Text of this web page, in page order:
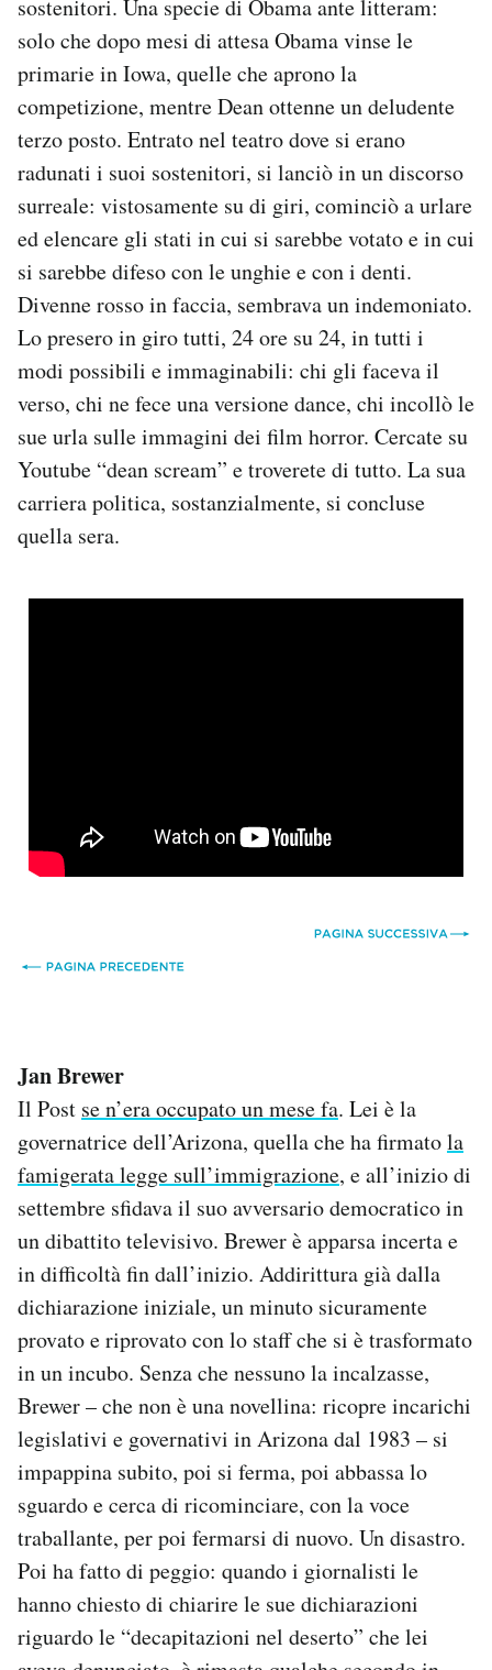
sostenitori. Una specie di Obama ante litteram:
solo che dopo mesi di attesa Obama vinse le
primarie in Iowa, quelle che aprono la
competizione, mentre Dean ottenne un deludente
terzo posto. Entrato nel teatro dove si erano
radunati i suoi sostenitori, si lanciò in un discorso
surreale: vistosamente su di giri, cominciò a urlare
ed elencare gli stati in cui si sarebbe votato e in cui
si sarebbe difeso con le unghie e con i denti.
Divenne rosso in faccia, sembrava un indemoniato.
Lo presero in giro tutti, 24 ore su 24, in tutti i
modi possibili e immaginabili: chi gli faceva il
verso, chi ne fece una versione dance, chi incollò le
sue urla sulle immagini dei film horror. Cercate su
Youtube “dean scream” e troverete di tutto. La sua
carriera politica, sostanzialmente, si concluse
quella sera.
Jan Brewer
Il Post se n’era occupato un mese fa. Lei è la
governatrice dell’Arizona, quella che ha firmatola
famigerata legge sull’immigrazione, e all’inizio di
settembre sfidava il suo avversario democratico in
un dibattito televisivo. Brewer è apparsa incerta e
in difficoltà fin dall’inizio. Addirittura già dalla
dichiarazione iniziale, un minuto sicuramente
provato e riprovato con lo staff che si è trasformato
in un incubo. Senza che nessuno la incalzasse,
Brewer – che non è una novellina: ricopre incarichi
legislativi e governativi in Arizona dal 1983 – si
impappina subito, poi si ferma, poi abbassa lo
sguardo e cerca di ricominciare, con la voce
traballante, per poi fermarsi di nuovo. Un disastro.
Poi ha fatto di peggio: quando i giornalisti le
hanno chiesto di chiarire le sue dichiarazioni
riguardo le “decapitazioni nel deserto” che lei